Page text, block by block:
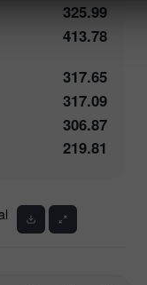
325.99
413.78
317.65
317.09
306.87
219.81